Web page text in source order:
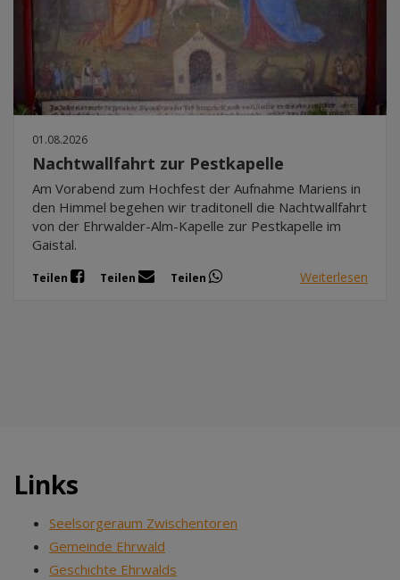
01.08.2026
Nachtwallfahrt zur Pestkapelle
Am Vorabend zum Hochfest der Aufnahme Mariens in
den Himmel begehen wir traditonell die Nachtwallfahrt
von der Ehrwalder-Alm-Kapelle zur Pestkapelle im
Gaistal.
Teilen Teilen Teilen Weiterlesen
Links
Seelsorgeraum Zwischentoren
Gemeinde Ehrwald
Geschichte Ehrwalds